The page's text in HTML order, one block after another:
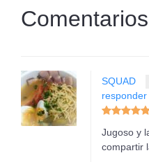
SQUAD
responder
Jugoso y
compartir